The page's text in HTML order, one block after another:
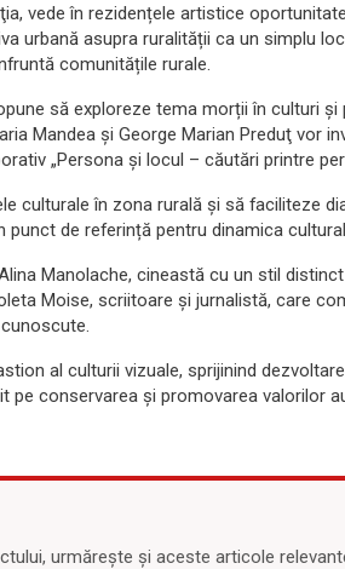
vede în rezidențele artistice
urbană asupra ruralității ca un simplu
comunitățile rurale.
să exploreze tema morții în culturi și
Mandea și George Marian Preduţ vor
„Persona și locul – căutări printre
culturale în zona rurală și să faciliteze
de referință pentru dinamica
Manolache, cineastă cu un stil
Moise, scriitoare și jurnalistă, care
al culturii vizuale, sprijinind
pe conservarea și promovarea valorilor
urmărește și aceste articole